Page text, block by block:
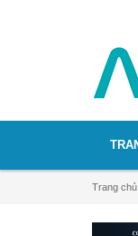
Trang chủ